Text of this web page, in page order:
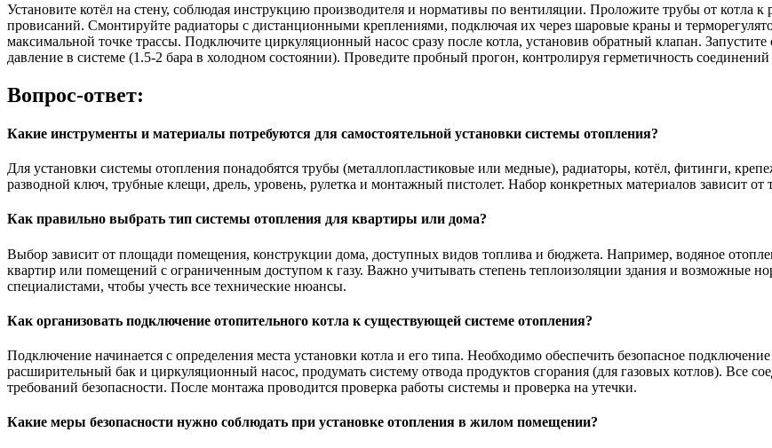
Установите котёл на стену, соблюдая инструкцию производителя и нормативы по вентиляции. Проложите трубы от котла
провисаний. Смонтируйте радиаторы с дистанционными креплениями, подключая их через шаровые краны и
максимальной точке трассы. Подключите циркуляционный насос сразу после котла, установив обратный клапан. Запустите
давление в системе (1.5-2 бара в холодном состоянии). Проведите пробный прогон, контролируя герметичность
Вопрос-ответ:
Какие инструменты и материалы потребуются для самостоятельной установки системы отопления?
Для установки системы отопления понадобятся трубы (металлопластиковые или медные), радиаторы, котёл, фитинги,
разводной ключ, трубные клещи, дрель, уровень, рулетка и монтажный пистолет. Набор конкретных материалов зависит
Как правильно выбрать тип системы отопления для квартиры или дома?
Выбор зависит от площади помещения, конструкции дома, доступных видов топлива и бюджета. Например, водяное
квартир или помещений с ограниченным доступом к газу. Важно учитывать степень теплоизоляции здания и возможные
специалистами, чтобы учесть все технические нюансы.
Как организовать подключение отопительного котла к существующей системе отопления?
Подключение начинается с определения места установки котла и его типа. Необходимо обеспечить безопасное
расширительный бак и циркуляционный насос, продумать систему отвода продуктов сгорания (для газовых котлов). Все
требований безопасности. После монтажа проводится проверка работы системы и проверка на утечки.
Какие меры безопасности нужно соблюдать при установке отопления в жилом помещении?